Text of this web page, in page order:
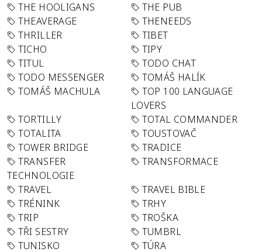
THE HOOLIGANS
THE PUB
THEAVERAGE
THENEEDS
THRILLER
TIBET
TICHO
TIPY
TITUL
TODO CHAT
TODO MESSENGER
TOMÁŠ HALÍK
TOMÁŠ MACHULA
TOP 100 LANGUAGE
LOVERS
TORTILLY
TOTAL COMMANDER
TOTALITA
TOUSTOVAČ
TOWER BRIDGE
TRADICE
TRANSFER
TECHNOLOGIE
TRANSFORMACE
TRAVEL
TRAVEL BIBLE
TRÉNINK
TRHY
TRIP
TROŠKA
TŘI SESTRY
TUMBRL
TUNISKO
TÚRA